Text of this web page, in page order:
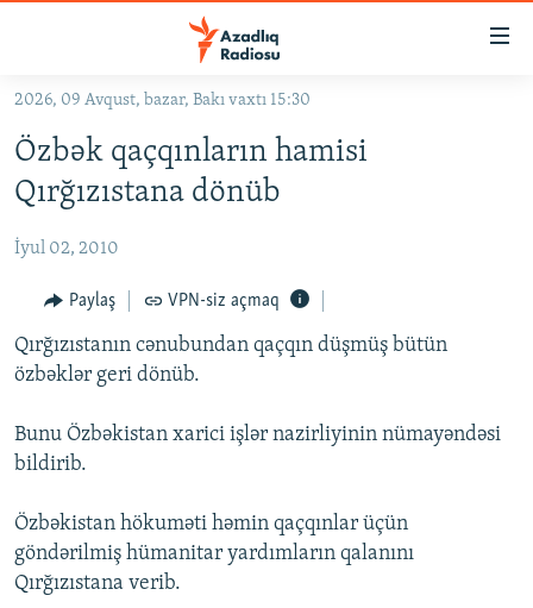
Əsas
qayıt
Əsas
naviqasiyaya
qayıt
KORRUPSIOMETR
#ƏSLINDƏ
FƏRQƏ BAX
QANUNI DOĞRU
ARAŞDIRMA
MULTIMEDIA
VIDEO
FOTOQALEREYA
İNFOQRAFIKA
KARIKATURA
RADIO ARXIV
OXU ZALI
AZƏRBAYCAN ƏDƏBIYYATI KITABXANASI
İSLAM VƏ DEMOKRATIYA
HAQQIMIZDA
MISSIYAMIZ
PEŞƏ ETIKASI VƏ JURNALISTIKA STANDARTLARIMIZ
BIZI IZLƏ
2026, 09 Avqust, bazar, Bakı vaxtı 15:30
Özbək qaçqınların hamisi
Qırğızıstana dönüb
İyul 02, 2010
Paylaş VPN-siz açmaq
Qırğızıstanın cənubundan qaçqın düşmüş bütün
özbəklər geri dönüb.
Bunu Özbəkistan xarici işlər nazirliyinin nümayəndəsi
bildirib.
Özbəkistan hökuməti həmin qaçqınlar üçün
göndərilmiş hümanitar yardımların qalanını
Qırğızıstana verib.